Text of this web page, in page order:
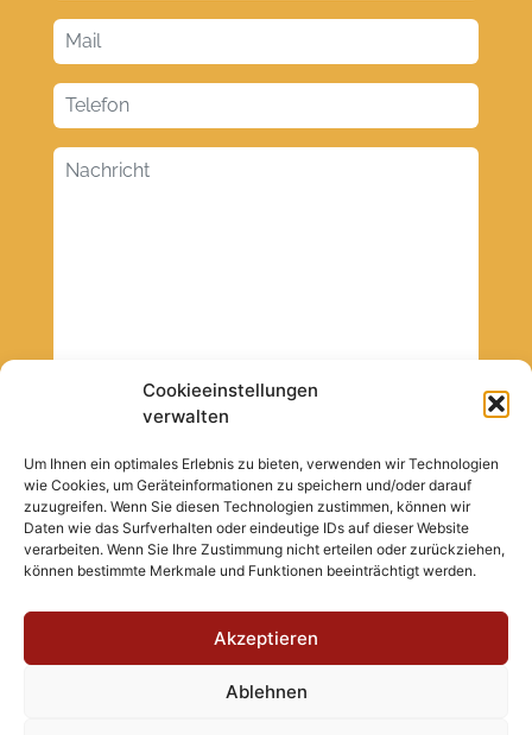
Cookieeinstellungen
verwalten
Um Ihnen ein optimales Erlebnis zu bieten, verwenden wir Technologien
wie Cookies, um Geräteinformationen zu speichern und/oder darauf
zuzugreifen. Wenn Sie diesen Technologien zustimmen, können wir
Daten wie das Surfverhalten oder eindeutige IDs auf dieser Website
verarbeiten. Wenn Sie Ihre Zustimmung nicht erteilen oder zurückziehen,
können bestimmte Merkmale und Funktionen beeinträchtigt werden.
Akzeptieren
Ablehnen
Copyright © 2026 Inc. Alle Rechte vorbehalten.
BOLDfriends